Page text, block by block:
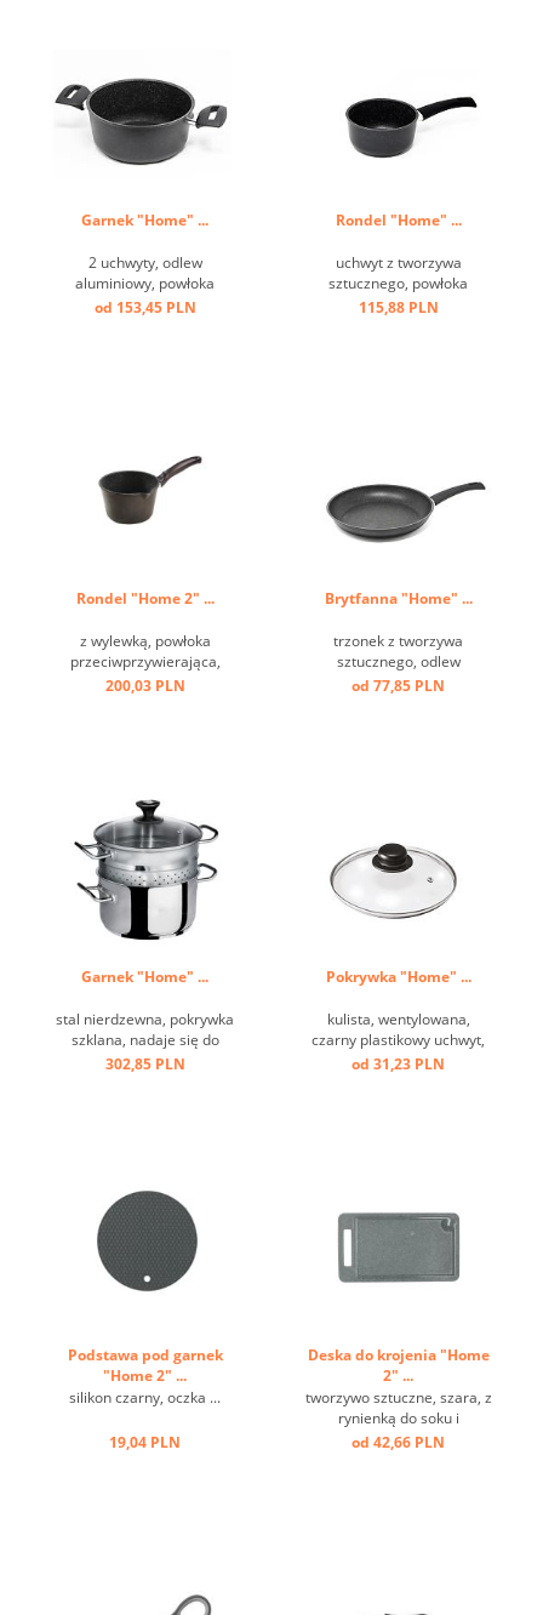
Garnek "Home" ...
2 uchwyty, odlew
aluminiowy, powłoka
przeciw przywierająca, dno
od 153,45 PLN
Rondel "Home" ...
uchwyt z tworzywa
sztucznego, powłoka
przeciw przwierająca ...
115,88 PLN
Rondel "Home 2" ...
z wylewką, powłoka
przeciwprzywierająca,
trzonek z tworzywa
200,03 PLN
Brytfanna "Home" ...
trzonek z tworzywa
sztucznego, odlew
aluminiowy, przeciw
od 77,85 PLN
Garnek "Home" ...
stal nierdzewna, pokrywka
szklana, nadaje się do
indukcji ...
302,85 PLN
Pokrywka "Home" ...
kulista, wentylowana,
czarny plastikowy uchwyt,
szkło, obręcz ze stali
od 31,23 PLN
Podstawa pod garnek
"Home 2" ...
silikon czarny, oczka ...
19,04 PLN
Deska do krojenia "Home
2" ...
tworzywo sztuczne, szara, z
rynienką do soku i
uchwytem ...
od 42,66 PLN